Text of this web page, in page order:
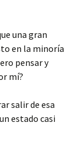
una gran
en la minoría
pensar y
mí?
salir de esa
estado casi